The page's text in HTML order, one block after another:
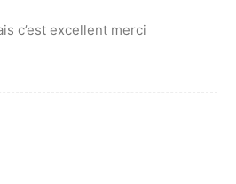
c’est excellent merci